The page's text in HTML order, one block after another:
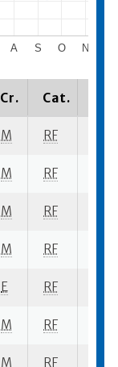
A S O N
Cr. Cat.
M RF
M RF
M RF
M RF
E RF
M RF
M RF